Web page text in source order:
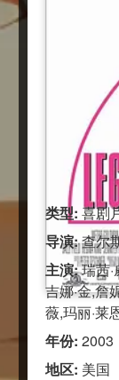
类型: 喜剧
导演:查尔
主演:瑞茜
吉娜·金,詹
薇,玛丽·莱
年份: 2003
地区: 美国